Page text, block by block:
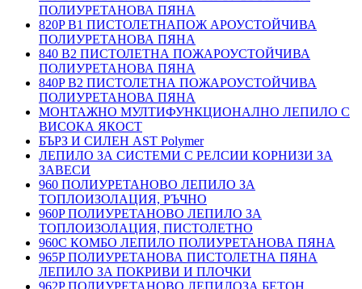
ПОЛИУРЕТАНОВА ПЯНА
820P B1 ПИСТОЛЕТНАПОЖ АРОУСТОЙЧИВА
ПОЛИУРЕТАНОВА ПЯНА
840 B2 ПИСТОЛЕТНА ПОЖАРОУСТОЙЧИВА
ПОЛИУРЕТАНОВА ПЯНА
840P B2 ПИСТОЛЕТНА ПОЖАРОУСТОЙЧИВА
ПОЛИУРЕТАНОВА ПЯНА
МОНТАЖНО МУЛТИФУНКЦИОНАЛНО ЛЕПИЛО С
ВИСОКА ЯКОСТ
БЪРЗ И СИЛЕН AST Polymer
ЛЕПИЛО ЗА СИСТЕМИ С РЕЛСИИ КОРНИЗИ ЗА
ЗАВЕСИ
960 ПОЛИУРЕТАНОВО ЛЕПИЛО ЗА
ТОПЛОИЗОЛАЦИЯ, РЪЧНО
960P ПОЛИУРЕТАНОВО ЛЕПИЛО ЗА
ТОПЛОИЗОЛАЦИЯ, ПИСТОЛЕТНО
960C КОМБО ЛЕПИЛО ПОЛИУРЕТАНОВА ПЯНА
965P ПОЛИУРЕТАНОВА ПИСТОЛЕТНА ПЯНА
ЛЕПИЛО ЗА ПОКРИВИ И ПЛОЧКИ
962P ПОЛИУРЕТАНОВО ЛЕПИЛОЗА БЕТОН,